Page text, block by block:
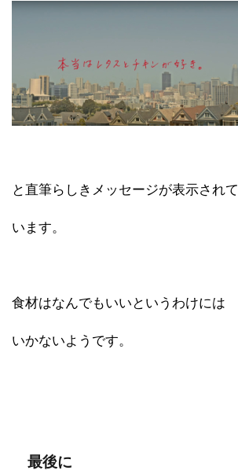
と直筆らしきメッセージが表示されて
います。
食材はなんでもいいというわけには
いかないようです。
最後に